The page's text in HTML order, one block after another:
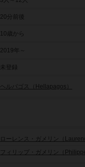
20分前後
10歳から
2019年～
未登録
ヘルパゴス（Hellapagos）
ローレンス・ガメリン（
フィリップ・ガメリン（